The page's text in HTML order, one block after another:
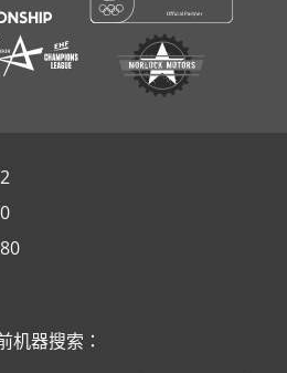
机器搜索：